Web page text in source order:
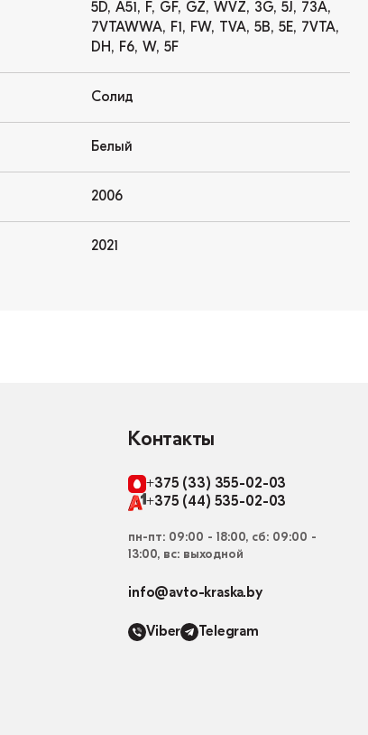
5D, A51, F, GF, GZ, WVZ, 3G, 5J, 73A,
7VTAWWA, F1, FW, TVA, 5B, 5E, 7VTA,
DH, F6, W, 5F
Солид
Белый
2006
2021
Контакты
+375 (33) 355-02-03
+375 (44) 535-02-03
пн-пт: 09:00 - 18:00, сб: 09:00 -
13:00, вс: выходной
info@avto-kraska.by
Viber Telegram